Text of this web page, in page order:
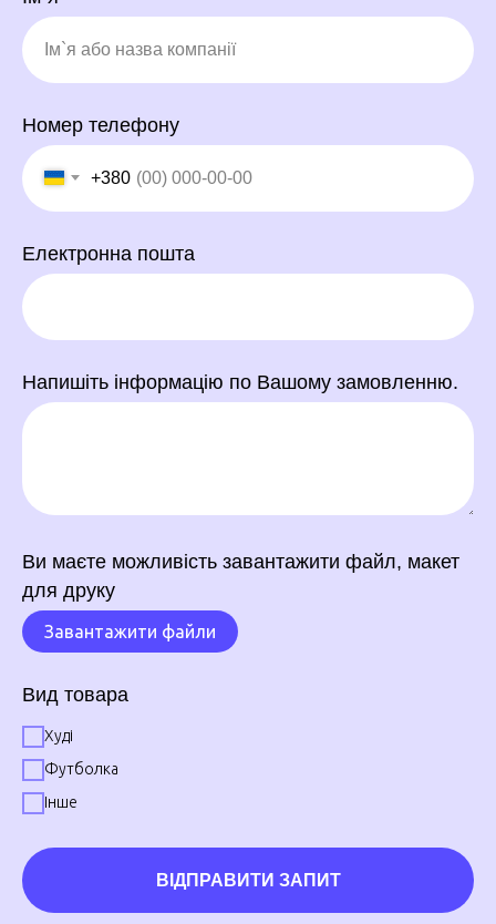
Номер телефону
+380
Електронна пошта
Напишіть інформацію по Вашому замовленню.
Ви маєте можливість завантажити файл, макет
для друку
Завантажити файли
Вид товара
Худі
Футболка
Інше
ВІДПРАВИТИ ЗАПИТ